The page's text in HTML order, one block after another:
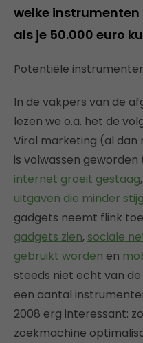
welke
als je 50.000 euro
Potentiële
In de vakpers van de
lezen we o.a. het de
Viral marketing (al dan
is volwassen geworden
internet groeit gestaag,
uitgaven die minder
gadgets neemt flink
gadgets zien, sociale
gebruikt worden en
steeds niet echt van
een aantal
2008 erg interessant:
zoekmachine